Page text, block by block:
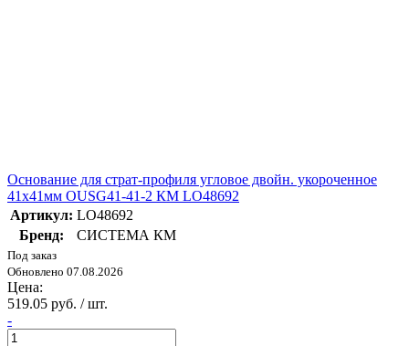
Основание для страт-профиля угловое двойн. укороченное
41х41мм OUSG41-41-2 КМ LO48692
Артикул: LO48692
Бренд:
СИСТЕМА КМ
Под заказ
Обновлено 07.08.2026
Цена:
519.05 руб. / шт.
-